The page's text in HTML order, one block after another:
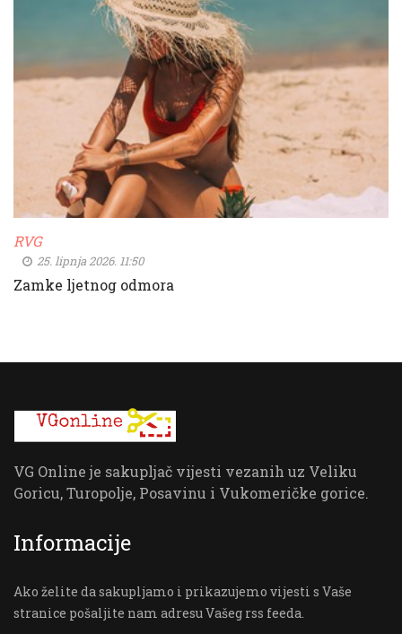
RVG
25. lipnja 2026. 11:50
Zamke ljetnog odmora
VG Online je sakupljač vijesti vezanih uz Veliku
Goricu, Turopolje, Posavinu i Vukomeričke gorice.
Informacije
Ako želite da sakupljamo i prikazujemo vijesti s Vaše
stranice pošaljite nam adresu Vašeg rss feeda.